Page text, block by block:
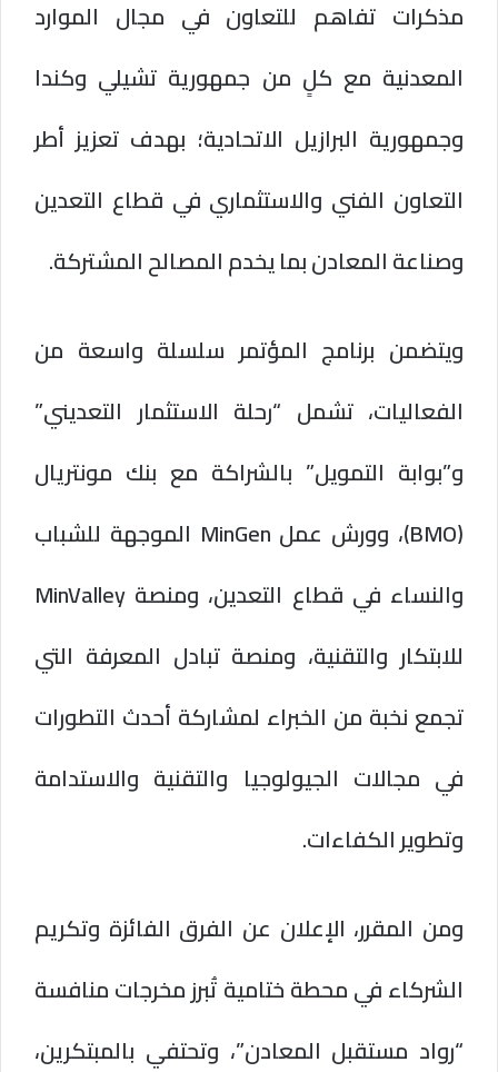
مذكرات تفاهم للتعاون في مجال الموارد
المعدنية مع كلٍ من جمهورية تشيلي وكندا
وجمهورية البرازيل الاتحادية؛ بهدف تعزيز أطر
التعاون الفني والاستثماري في قطاع التعدين
وصناعة المعادن بما يخدم المصالح المشتركة.
ويتضمن برنامج المؤتمر سلسلة واسعة من
الفعاليات، تشمل “رحلة الاستثمار التعديني”
و”بوابة التمويل” بالشراكة مع بنك مونتريال
(BMO)، وورش عمل MinGen الموجهة للشباب
والنساء في قطاع التعدين، ومنصة MinValley
للابتكار والتقنية، ومنصة تبادل المعرفة التي
تجمع نخبة من الخبراء لمشاركة أحدث التطورات
في مجالات الجيولوجيا والتقنية والاستدامة
وتطوير الكفاءات.
ومن المقرر، الإعلان عن الفرق الفائزة وتكريم
الشركاء في محطة ختامية تُبرز مخرجات منافسة
“رواد مستقبل المعادن”، وتحتفي بالمبتكرين،